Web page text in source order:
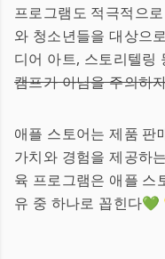
프로그램도 적극적으
와 청소년들을 대상으
디어 아트, 스토리텔
캠프가 아님을 주의하
애플 스토어는 제품 판
가치와 경험을 제공하
육 프로그램은 애플 스
유 중 하나로 꼽힌다